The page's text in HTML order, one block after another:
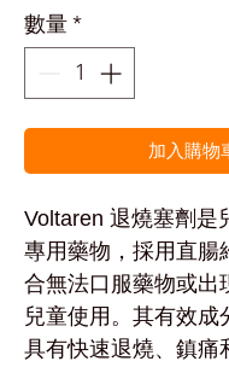
數量*
加入購物
Voltaren 退燒塞劑是
專用藥物，採用直腸
合無法口服藥物或出
兒童使用。其有效成
具有快速退燒、鎮痛